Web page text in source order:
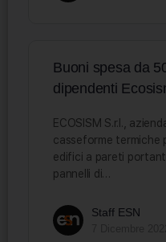
Buoni spesa da
dipendenti
ECOSISM S.r.l.,
casseforme termiche
edifici a pareti
pannelli di…
Staff ESN